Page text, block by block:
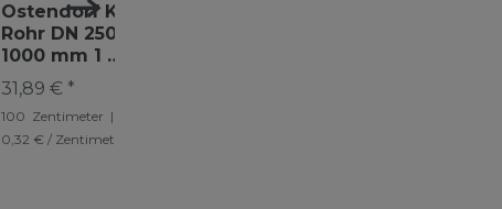
Ostendorf KG
Rohr DN 250 x
1000 mm 1 m
KGEM KG-
Rohr
Abwasserrohr
Kanalrohr
31,89 € *
100 Zentimeter |
0,32 € / Zentimeter